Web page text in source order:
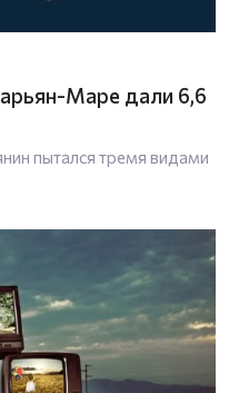
Маре дали 6,6
пытался тремя видами